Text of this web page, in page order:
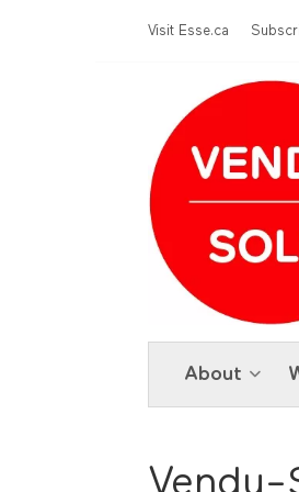
Menu Top
Visit Esse.ca
About
Vendu-